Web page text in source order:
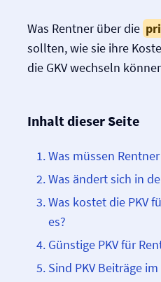
Was Rentner über die
sollten, wie sie ihre
die GKV wechseln
Inhalt dieser Seite
Was müssen
Was ändert sich in
Was kostet die PKV
es?
Günstige PKV für
Sind PKV Beiträge